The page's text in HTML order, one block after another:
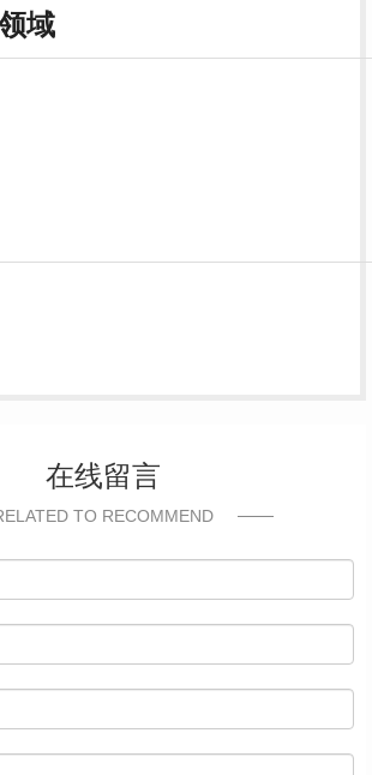
域
在线留言
TO RECOMMEND